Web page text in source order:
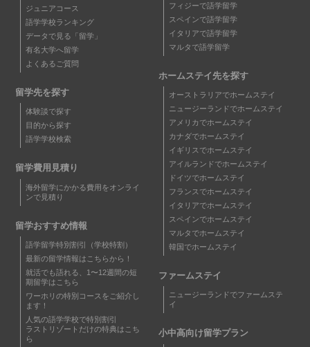
ジュニアコース
語学学校ランキング
データで見る「留学」
有名大学へ留学
よくあるご質問
留学先を探す
体験談で探す
目的から探す
語学学校検索
留学費用見積り
海外留学にかかる費用をオンライ
ンで見積り
留学おすすめ情報
語学留学特別割引（学校特割）
最新の留学情報はこちらから！
就活でも語れる、1〜12週間の短
期留学はこちら
ワーホリの特別コースをご紹介し
ます！
人気の語学学校で特別割引
ラストリゾートだけの特典はこち
ら
フィジーで語学留学
スペインで語学留学
イタリアで語学留学
マルタで語学留学
ホームステイ先を探す
オーストラリアでホームステイ
ニュージーランドでホームステイ
アメリカでホームステイ
カナダでホームステイ
イギリスでホームステイ
アイルランドでホームステイ
ドイツでホームステイ
フランスでホームステイ
イタリアでホームステイ
スペインでホームステイ
マルタでホームステイ
韓国でホームステイ
ファームステイ
ニュージーランドでファームステ
イ
小中高向け留学プラン